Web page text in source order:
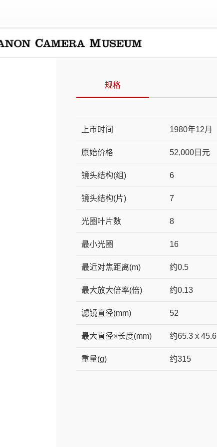
规格
上市时间 1980年12月
原始价格 52,000日元
镜头结构(组) 6
镜头结构(片) 7
光圈叶片数 8
最小光圈 16
最近对焦距离(m) 约0.5
最大放大倍率(倍) 约0.13
滤镜直径(mm) 52
最大直径×长度(mm) 约65.3 x 45.6
重量(g) 约315